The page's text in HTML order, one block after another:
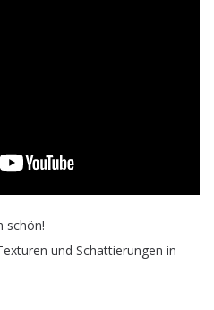
schön!
und Schattierungen in